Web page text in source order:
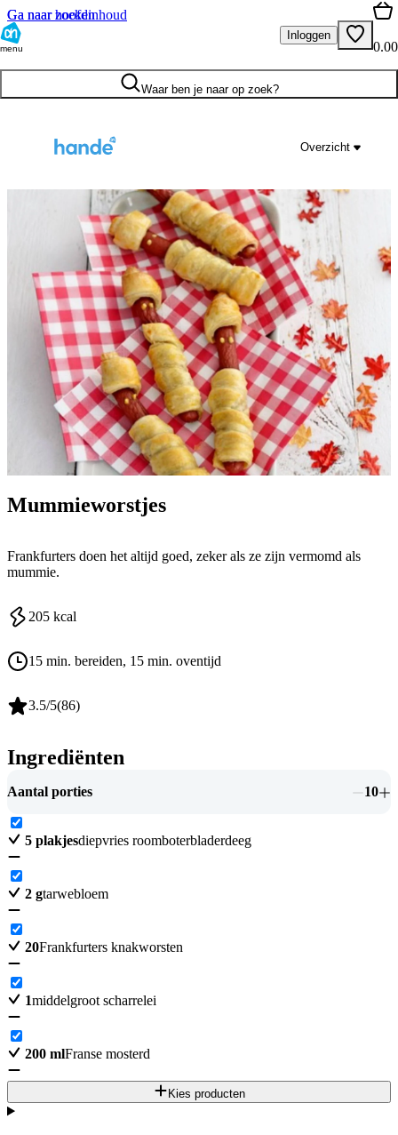
Ga naar hoofdinhoud
Ga naar zoeken
menu
Inloggen
0.00
Waar ben je naar op zoek?
Overzicht
Mummieworstjes
Frankfurters doen het altijd goed, zeker als ze zijn vermomd als
mummie.
205 kcal
15 min. bereiden, 15 min. oventijd
3.5/5(86)
Ingrediënten
Aantal porties 10
5 plakjesdiepvries roomboterbladerdeeg
2 gtarwebloem
20Frankfurters knakworsten
1middelgroot scharrelei
200 mlFranse mosterd
Kies producten